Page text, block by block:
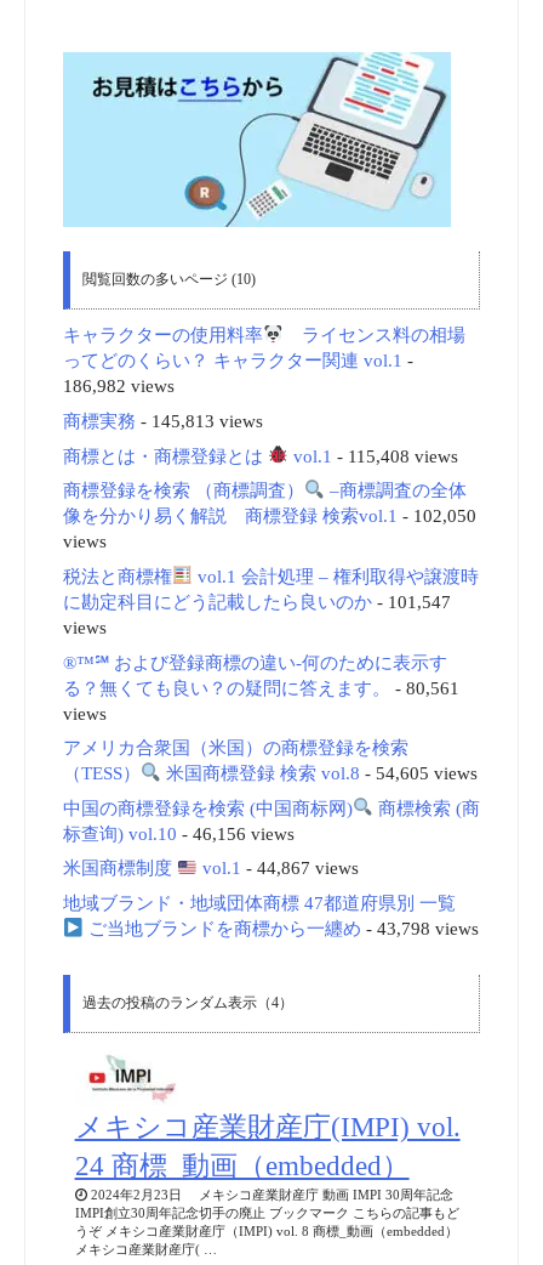
閲覧回数の多いページ (10)
キャラクターの使用料率
ライセンス料の相場
ってどのくらい？ キャラクター関連 vol.1 -
186,982 views
商標実務 - 145,813 views
商標とは・商標登録とは
vol.1 - 115,408 views
商標登録を検索 （商標調査）
–商標調査の全体
像を分かり易く解説 商標登録 検索vol.1 - 102,050
views
税法と商標権
vol.1 会計処理 – 権利取得や譲渡時
に勘定科目にどう記載したら良いのか- 101,547
views
®™℠ および登録商標の違い-何のために表示す
る？無くても良い？の疑問に答えます。
- 80,561
views
アメリカ合衆国（米国）の商標登録を検索
（TESS）
米国商標登録 検索 vol.8 - 54,605 views
中国の商標登録を検索 (中国商标网)
商標検索 (商
标查询) vol.10 - 46,156 views
米国商標制度
vol.1 - 44,867 views
地域ブランド・地域団体商標 47都道府県別 一覧
ご当地ブランドを商標から一纏め - 43,798 views
過去の投稿のランダム表示（4）
メキシコ産業財産庁(IMPI) vol.
24 商標_動画（embedded）
2024年2月23日 メキシコ産業財産庁 動画 IMPI 30周年記念
IMPI創立30周年記念切手の廃止 ブックマーク こちらの記事もど
うぞ メキシコ産業財産庁（IMPI) vol. 8 商標_動画（embedded）
メキシコ産業財産庁( …